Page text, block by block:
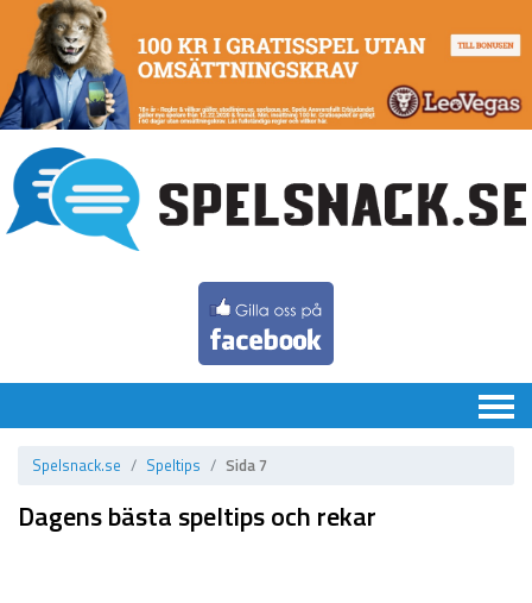
Spelsnack.se Speltips Sida 7
Dagens bästa speltips och rekar